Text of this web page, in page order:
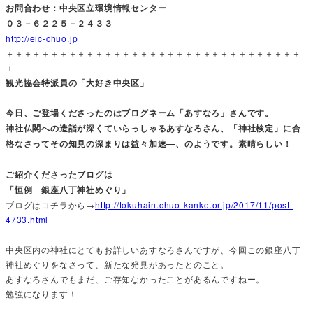
お問合わせ：中央区立環境情報センター
０３－６２２５－２４３３
http://eic-chuo.jp
＋＋＋＋＋＋＋＋＋＋＋＋＋＋＋＋＋＋＋＋＋＋＋＋＋＋＋＋＋＋＋＋＋
＋
観光協会特派員の「大好き中央区」
今日、ご登場くださったのはブログネーム「あすなろ」さんです。
神社仏閣への造詣が深くていらっしゃるあすなろさん、「神社検定」に合
格なさってその知見の深まりは益々加速―、のようです。素晴らしい！
ご紹介くださったブログは
「恒例 銀座八丁神社めぐり」
ブログはコチラから→http://tokuhain.chuo-kanko.or.jp/2017/11/post-
4733.html
中央区内の神社にとてもお詳しいあすなろさんですが、今回この銀座八丁
神社めぐりをなさって、新たな発見があったとのこと。
あすなろさんでもまだ、ご存知なかったことがあるんですねー。
勉強になります！